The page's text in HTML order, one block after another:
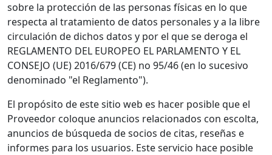
sobre la protección de las personas físicas en lo que
respecta al tratamiento de datos personales y a la libre
circulación de dichos datos y por el que se deroga el
REGLAMENTO DEL EUROPEO EL PARLAMENTO Y EL
CONSEJO (UE) 2016/679 (CE) no 95/46 (en lo sucesivo
denominado "el Reglamento").
El propósito de este sitio web es hacer posible que el
Proveedor coloque anuncios relacionados con escolta,
anuncios de búsqueda de socios de citas, reseñas e
informes para los usuarios. Este servicio hace posible